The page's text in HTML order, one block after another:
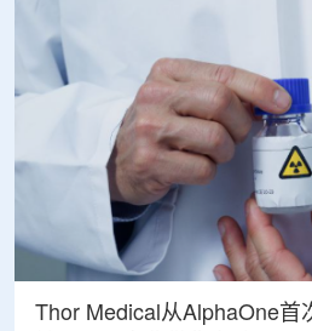
Thor Medical从AlphaOne首